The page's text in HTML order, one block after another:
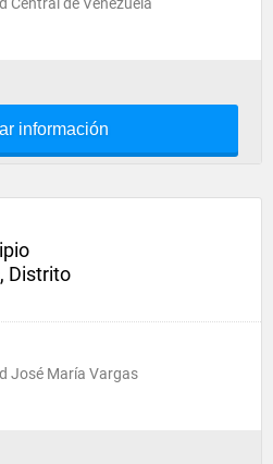
información
Distrito
José María Vargas